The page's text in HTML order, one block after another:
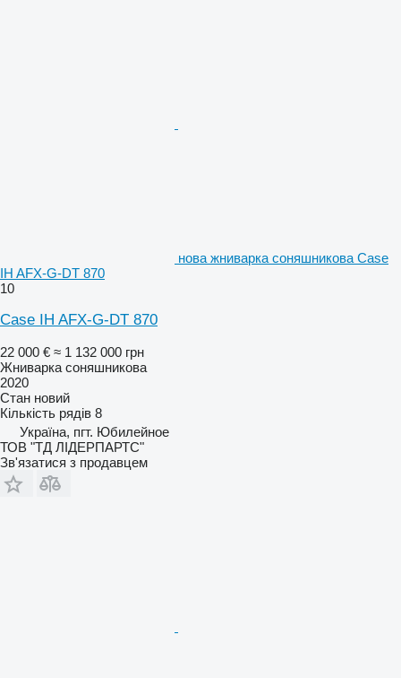
нова жниварка соняшникова Case
IH AFX-G-DT 870
10
Case IH AFX-G-DT 870
22 000 € ≈ 1 132 000 грн
Жниварка соняшникова
2020
Стан новий
Кількість рядів 8
Україна, пгт. Юбилейное
ТОВ "ТД ЛІДЕРПАРТС"
Зв'язатися з продавцем